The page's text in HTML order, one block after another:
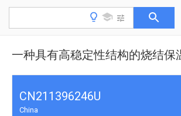
一种具有高稳定性结构的烧结保
CN211396246U
China